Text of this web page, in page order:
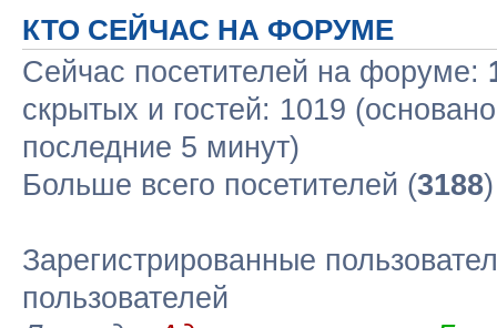
КТО СЕЙЧАС НА ФОРУМЕ
Сейчас посетителей на форуме:
скрытых и гостей: 1019
последние 5 минут)
Больше всего посетителей (3188
Зарегистрированные
пользователей